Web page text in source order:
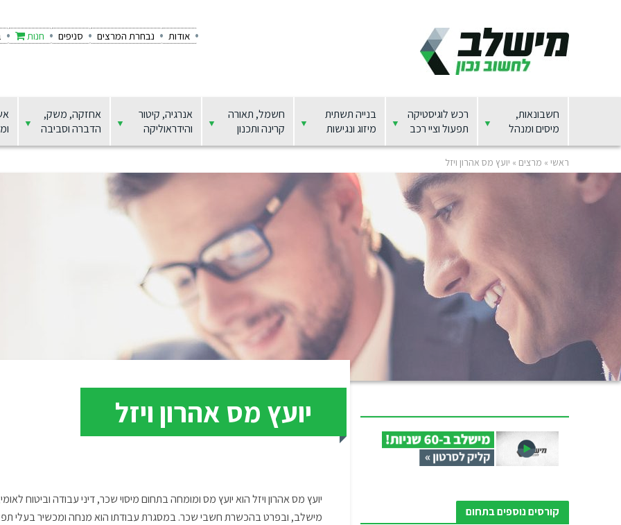
אודות נבחרת המרצים סניפים חנות
חשבונאות,
מיסים ומנהל
רכש לוגיסטיקה
תפעול וציי רכב
בנייה תשתית
מיזוג ונגישות
חשמל, תאורה
קרינה ותכנון
אנרגיה, קיטור
והידראוליקה
אחזקה, משק,
הדברה וסביבה
ראשי » מרצים » יועץ מס אהרון ויזל
קורסים נוספים בתחום
יועץ מס אהרון ויזל
יועץ מס אהרון ויזל הוא יועץ מס ומומחה בתחום מיסוי שכר, דיני עבודה וביטוח
מישלב, ובפרט בהכשרת חשבי שכר. במסגרת עבודתו הוא מנחה ומכשיר בעלי